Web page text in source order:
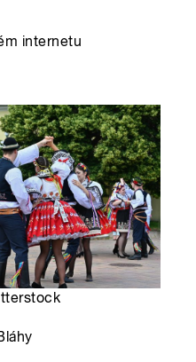
internetu